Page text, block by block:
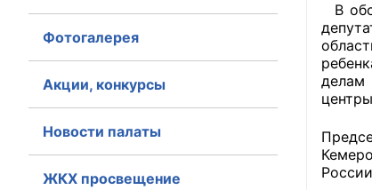
Главная
В
делам
Фотогалерея
Акции, конкурсы
Новости палаты
ЖКХ просвещение